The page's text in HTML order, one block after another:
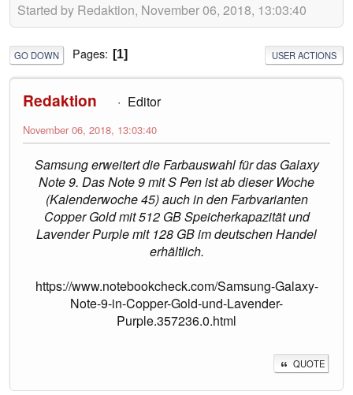
Started by Redaktion, November 06, 2018, 13:03:40
GO DOWN Pages 1 USER ACTIONS
Redaktion Editor
November 06, 2018, 13:03:40
Samsung erweitert die Farbauswahl für das Galaxy
Note 9. Das Note 9 mit S Pen ist ab dieser Woche
(Kalenderwoche 45) auch in den Farbvarianten
Copper Gold mit 512 GB Speicherkapazität und
Lavender Purple mit 128 GB im deutschen Handel
erhältlich.
https://www.notebookcheck.com/Samsung-Galaxy-
Note-9-in-Copper-Gold-und-Lavender-
Purple.357236.0.html
QUOTE